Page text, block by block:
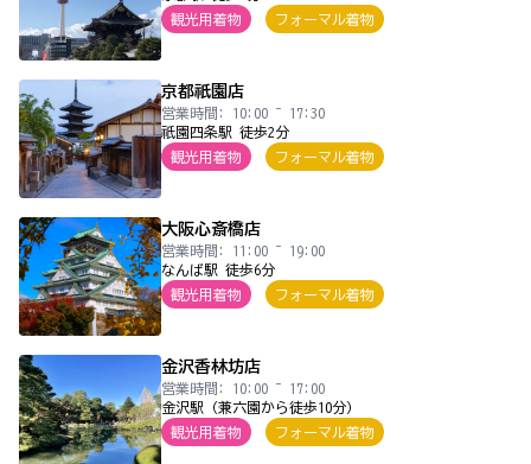
観光用着物
フォーマル着物
京都祇園店
営業時間: 10:00 ~ 17:30
祇園四条駅 徒歩2分
観光用着物
フォーマル着物
大阪心斎橋店
営業時間: 11:00 ~ 19:00
なんば駅 徒歩6分
観光用着物
フォーマル着物
金沢香林坊店
営業時間: 10:00 ~ 17:00
金沢駅（兼六園から徒歩10分）
観光用着物
フォーマル着物